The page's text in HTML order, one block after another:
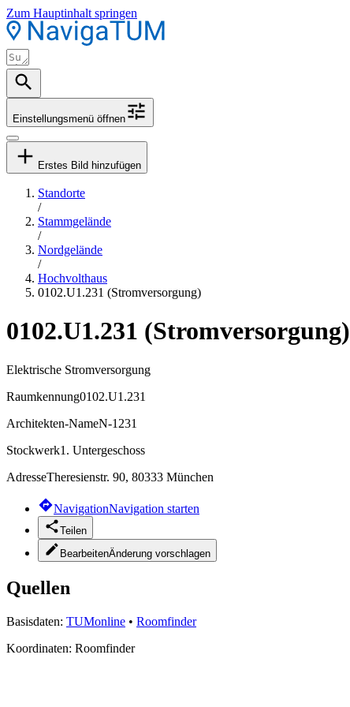
Zum Hauptinhalt springen
Einstellungsmenü öffnen
Erstes Bild hinzufügen
Standorte
/
Stammgelände
/
Nordgelände
/
Hochvolthaus
0102.U1.231 (Stromversorgung)
0102.U1.231 (Stromversorgung)
Elektrische Stromversorgung
Raumkennung0102.U1.231
Architekten-NameN-1231
Stockwerk1. Untergeschoss
AdresseTheresienstr. 90, 80333 München
NavigationNavigation starten
Teilen
BearbeitenÄnderung vorschlagen
Quellen
Basisdaten: TUMonline • Roomfinder
Koordinaten: Roomfinder